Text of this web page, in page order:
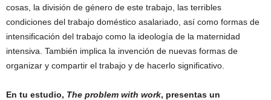
cosas, la división de género de este trabajo, las terribles
condiciones del trabajo doméstico asalariado, así como formas de
intensificación del trabajo como la ideología de la maternidad
intensiva. También implica la invención de nuevas formas de
organizar y compartir el trabajo y de hacerlo significativo.
En tu estudio, The problem with work, presentas un